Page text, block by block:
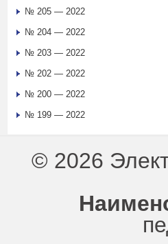
№ 205 — 2022
№ 204 — 2022
№ 203 — 2022
№ 202 — 2022
№ 200 — 2022
№ 199 — 2022
© 2026